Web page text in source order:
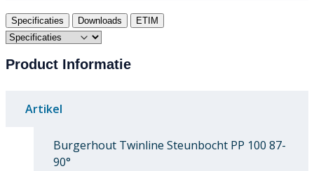
Specificaties Downloads ETIM
Product Informatie
Artikel
Burgerhout Twinline Steunbocht PP 100 87-
90°